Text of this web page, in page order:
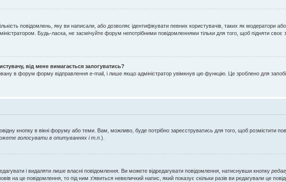
повідомлень, яку ви написали, або дозволяє ідентифікувати певних користувачів, таких як модератори
Будь-ласка, не засмічуйте форум непотрібними повідомленнями тільки для того, щоб підняти
від мене вимагається залогуватись?
в форум форму відправлення e-mail, і лише якщо адміністратор увімкнув цю функцію. Це зроблено для
кнопку в вікні форуму або теми. Вам, можливо, буде потрібно зареєструватись для того, щоб розмістити
голосувати в опитуваннях і т.п.).
і видаляти лише власні повідомлення. Ви можете відредагувати повідомлення, натиснувши кнопку
на це повідомлення, то під ним з'явиться невеличкий напис, який показує скільки разів ви редагували це